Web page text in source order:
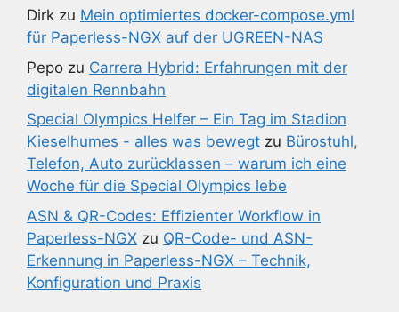
Dirk zu Mein optimiertes docker-compose.yml
für Paperless-NGX auf der UGREEN-NAS
Pepo zu Carrera Hybrid: Erfahrungen mit der
digitalen Rennbahn
Special Olympics Helfer – Ein Tag im Stadion
Kieselhumes - alles was bewegt zu Bürostuhl,
Telefon, Auto zurücklassen – warum ich eine
Woche für die Special Olympics lebe
ASN & QR-Codes: Effizienter Workflow in
Paperless-NGX zu QR-Code- und ASN-
Erkennung in Paperless-NGX – Technik,
Konfiguration und Praxis